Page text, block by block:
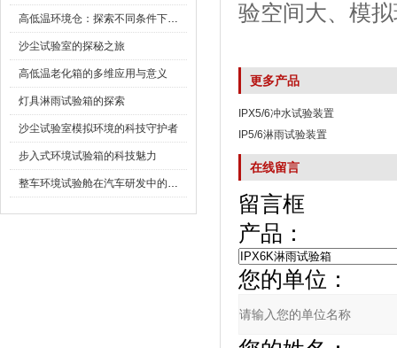
高低温环境仓：探索不同条件下的科学奥秘
沙尘试验室的探秘之旅
高低温老化箱的多维应用与意义
灯具淋雨试验箱的探索
沙尘试验室模拟环境的科技守护者
步入式环境试验箱的科技魅力
整车环境试验舱在汽车研发中的作用
验空间大、模
更多产品
IPX5/6冲水试验装置
IP5/6淋雨试验装置
在线留言
留言框
产品：
您的单位：